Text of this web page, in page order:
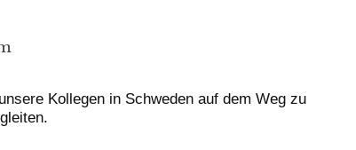
Kollegen in Schweden auf dem Weg zu